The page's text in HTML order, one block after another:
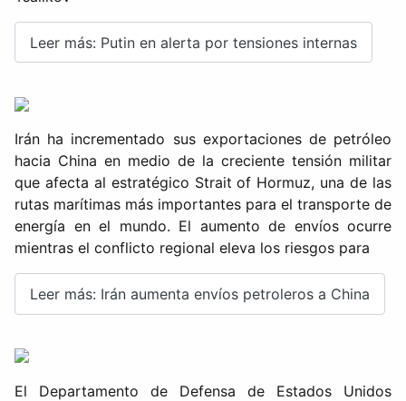
Leer más: Putin en alerta por tensiones internas
Irán ha incrementado sus exportaciones de petróleo
hacia China en medio de la creciente tensión militar
que afecta al estratégico Strait of Hormuz, una de las
rutas marítimas más importantes para el transporte de
energía en el mundo. El aumento de envíos ocurre
mientras el conflicto regional eleva los riesgos para
Leer más: Irán aumenta envíos petroleros a China
El Departamento de Defensa de Estados Unidos